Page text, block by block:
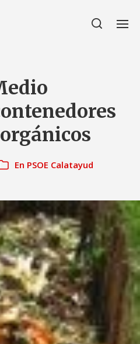
En PSOE Calatayud